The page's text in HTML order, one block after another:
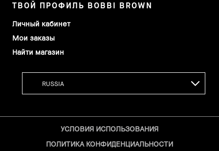
ТВОЙ ПРОФИЛЬ BOBBI BROWN
Личный кабинет
Мои заказы
Найти магазин
УСЛОВИЯ ИСПОЛЬЗОВАНИЯ
ПОЛИТИКА КОНФИДЕНЦИАЛЬНОСТИ